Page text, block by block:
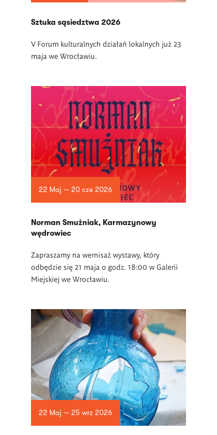
Sztuka sąsiedztwa 2026
V Forum kulturalnych działań lokalnych już 23
maja we Wrocławiu.
22 Maj — 20 cze 2026
Norman Smużniak, Karmazynowy
wędrowiec
Zapraszamy na wernisaż wystawy, który
odbędzie się 21 maja o godz. 18:00 w Galerii
Miejskiej we Wrocławiu.
22 Maj — 25 wrz 2026